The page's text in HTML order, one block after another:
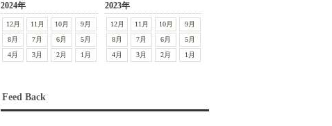
2024年
12月 11月 10月
9月
8月
7月 6月
5月
4月
3月 2月 1月
2023年
12月 11月 10月
9月
8月
7月 6月
5月
4月
3月 2月 1月
Feed Back